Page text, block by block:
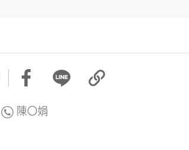
陳〇娟